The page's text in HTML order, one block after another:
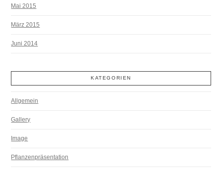
Mai 2015
März 2015
Juni 2014
KATEGORIEN
Allgemein
Gallery
Image
Pflanzenpräsentation